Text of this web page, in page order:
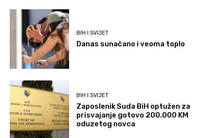
BIH I SVIJET
Danas sunačano i veoma toplo
BIH I SVIJET
Zaposlenik Suda BiH optužen za
prisvajanje gotovo 200.000 KM
oduzetog novca